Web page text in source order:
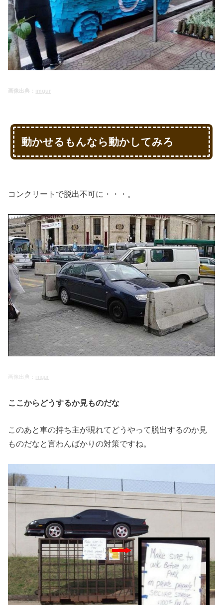
画像出典： imgur
動かせるもんなら動かしてみろ
コンクリートで脱出不可に・・・。
画像出典： imgur
ここからどうするか見ものだな
このあと車の持ち主が現れてどうやって脱出するのか見
ものだなと言わんばかりの対策ですね。